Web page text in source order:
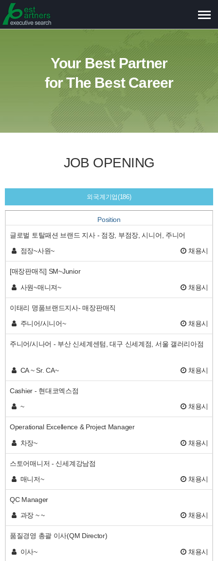
메
기
Your Best Partner
for The Best Career
JOB OPENING
외국계기업(186)
Position
글로벌 토탈패션 브랜드 지사 - 점장, 부점장, 시니어, 주니어
점장~사원~
채용시
[매장판매직] SM~Junior
사원~매니져~
채용시
이태리 명품브랜드지사- 매장판매직
주니어/시니어~
채용시
주니어/시나어 - 부산 신세계센텀, 대구 신세계점, 서울 갤러리아점
CA ~ Sr. CA~ 채용시
Cashier - 현대코엑스점
~
채용시
Operational Excellence & Project Manager
차장~
채용시
스토어매니저 - 신세계강남점
매니저~
채용시
QC Manager
과장 ~ ~
채용시
품질경영 총괄 이사(QM Director)
이사~
채용시